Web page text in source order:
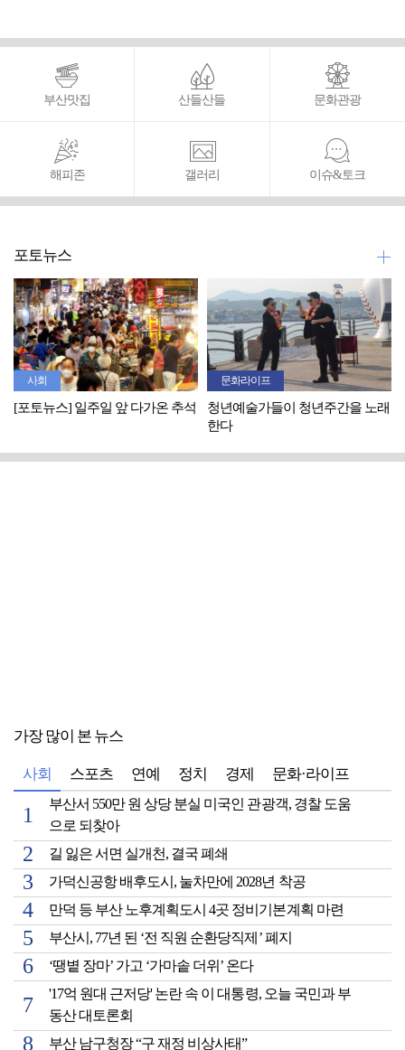
부산맛집 산들산들 문화관광
해피존 갤러리 이슈&토크
포토뉴스
사회
[포토뉴스] 일주일 앞 다가온 추석
문화라이프
청년예술가들이 청년주간을 노래
한다
가장 많이 본 뉴스
사회 스포츠 연예 정치 경제 문화·라이프
부산서 550만 원 상당 분실 미국인 관광객, 경찰 도움
으로 되찾아
길 잃은 서면 실개천, 결국 폐쇄
가덕신공항 배후도시, 눌차만에 2028년 착공
만덕 등 부산 노후계획도시 4곳 정비기본계획 마련
부산시, 77년 된 ‘전 직원 순환당직제’ 폐지
‘땡볕 장마’ 가고 ‘가마솥 더위’ 온다
'17억 원대 근저당' 논란 속 이 대통령, 오늘 국민과 부
동산 대토론회
부산 남구청장 “구 재정 비상사태”